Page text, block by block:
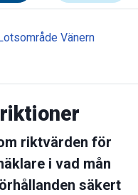
Vänern
riktvärden för
i vad mån
säkert